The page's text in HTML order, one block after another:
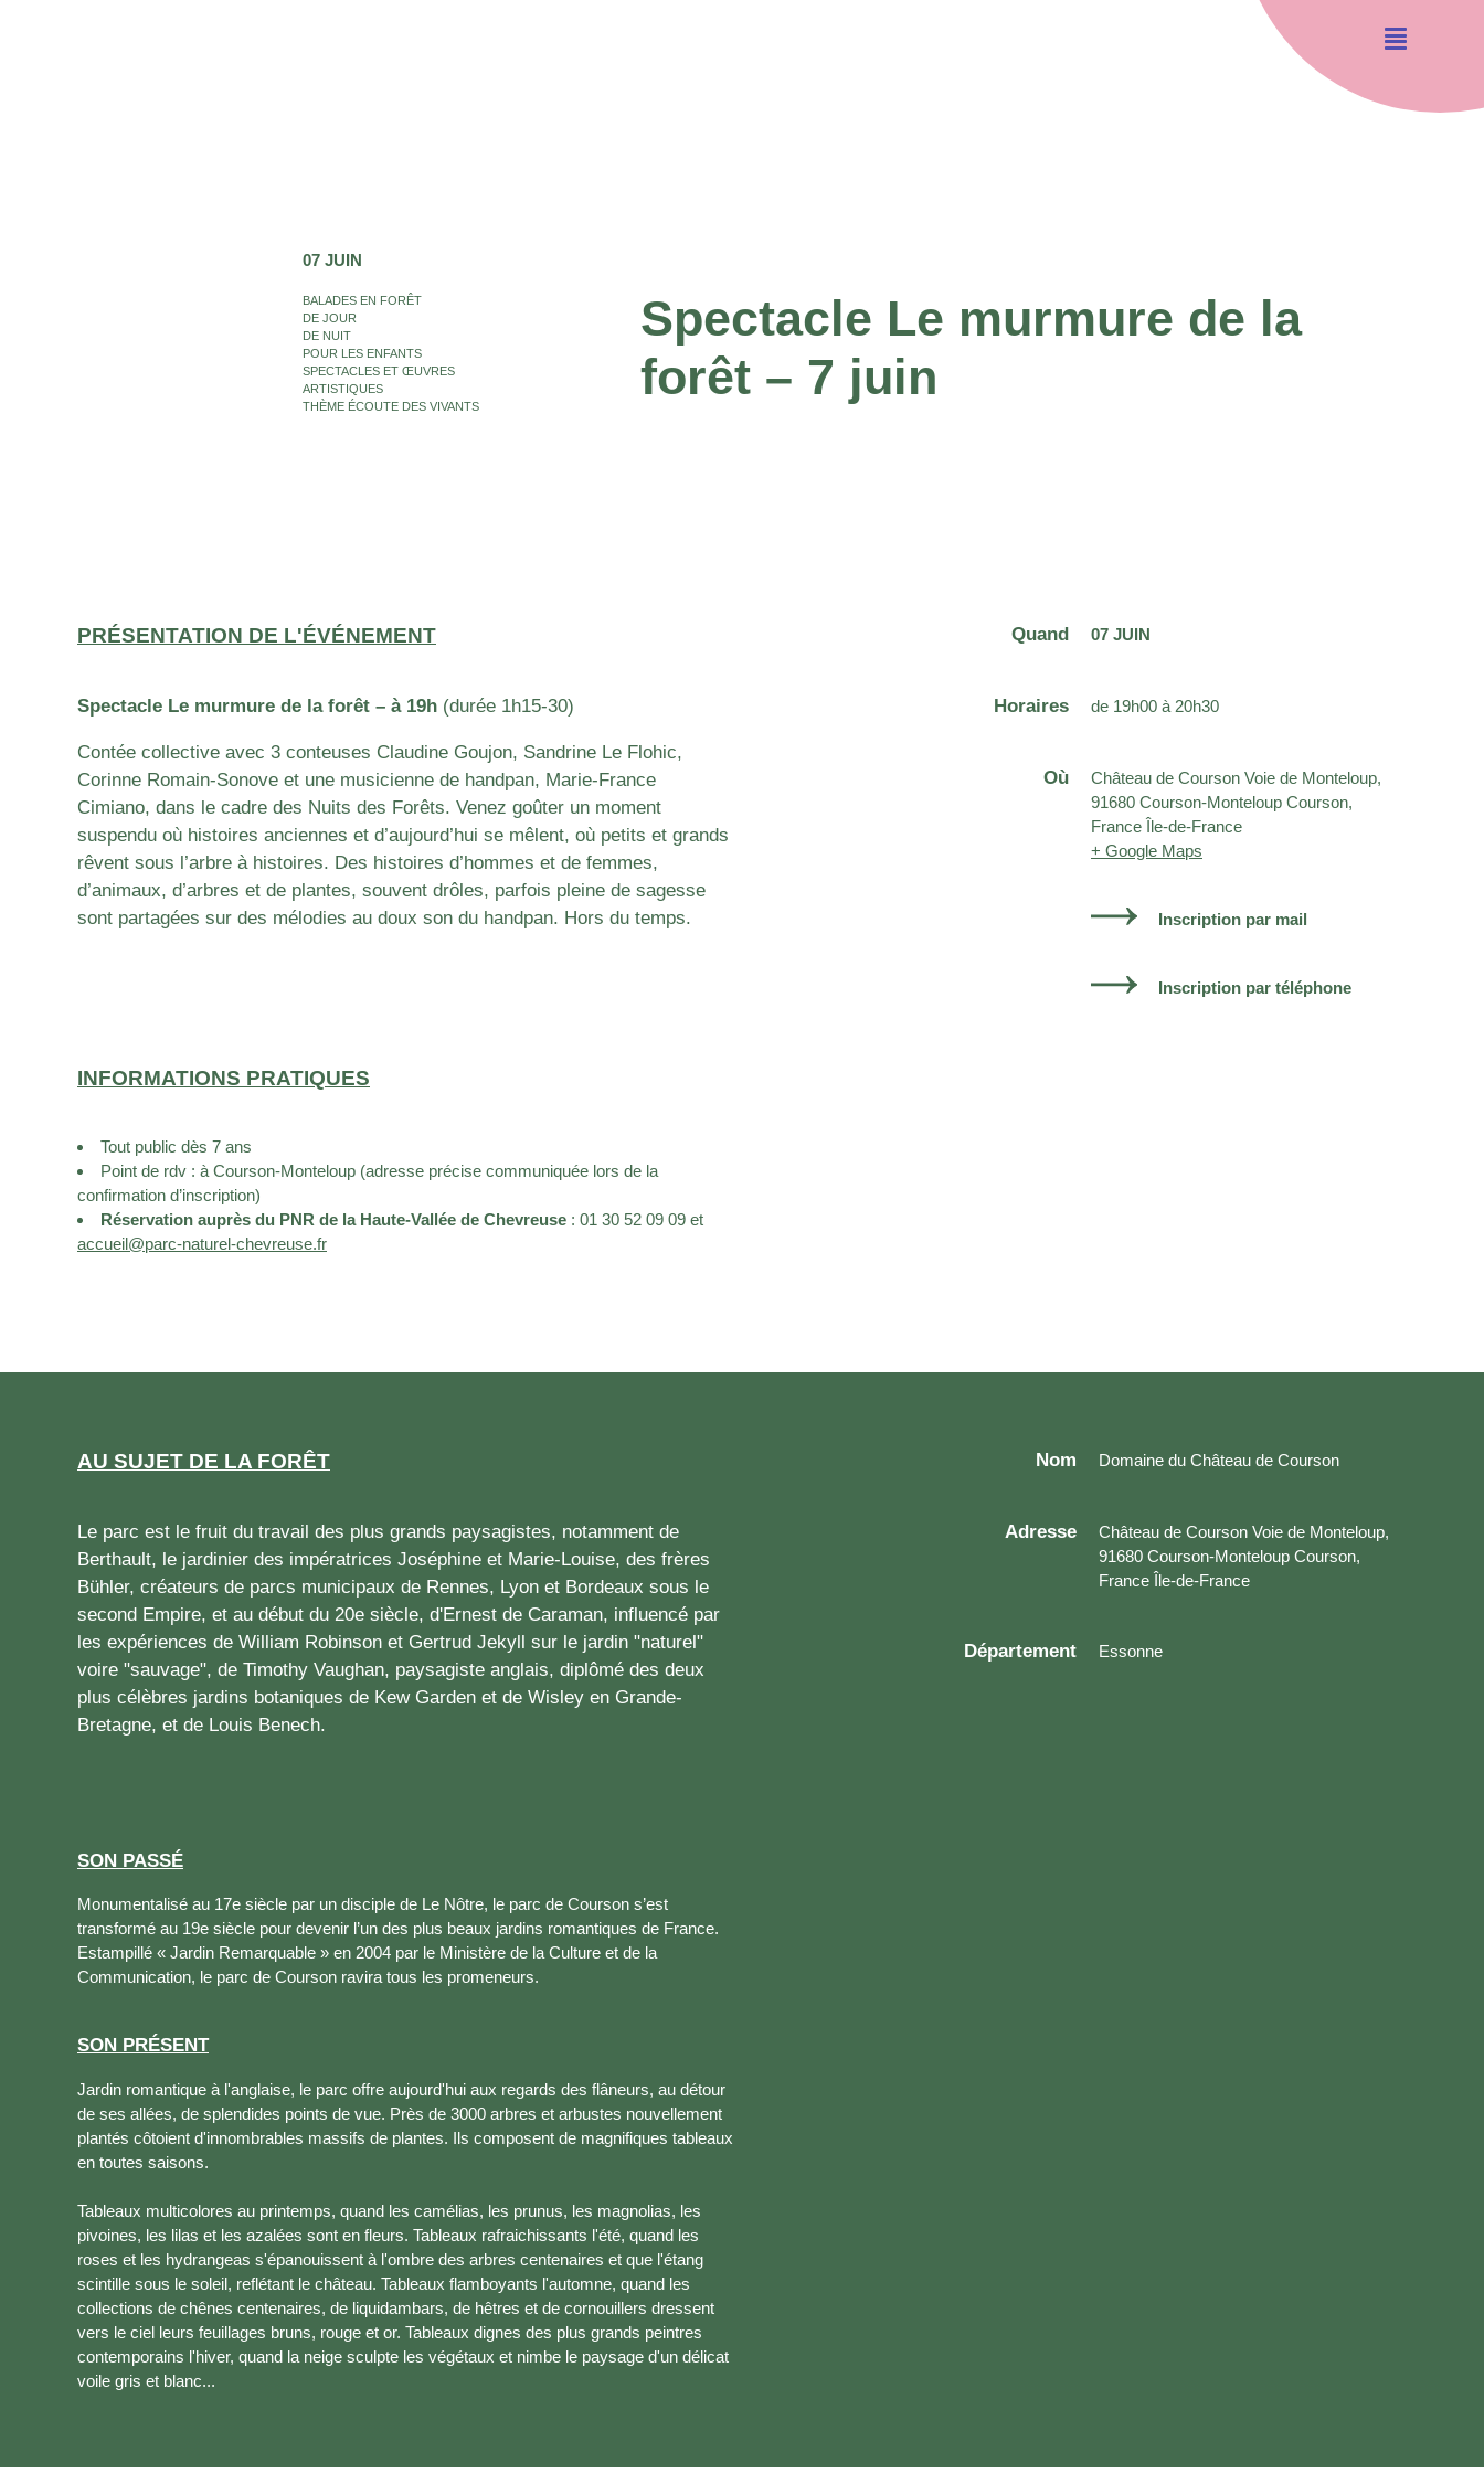
07 JUIN
BALADES EN FORÊT
DE JOUR
DE NUIT
POUR LES ENFANTS
SPECTACLES ET ŒUVRES
ARTISTIQUES
THÈME ÉCOUTE DES VIVANTS
Spectacle Le murmure de la
forêt – 7 juin
PRÉSENTATION DE L'ÉVÉNEMENT
Spectacle Le murmure de la forêt – à 19h (durée 1h15-30)
Contée collective avec 3 conteuses Claudine Goujon, Sandrine Le Flohic,
Corinne Romain-Sonove et une musicienne de handpan, Marie-France
Cimiano, dans le cadre des Nuits des Forêts. Venez goûter un moment
suspendu où histoires anciennes et d’aujourd’hui se mêlent, où petits et grands
rêvent sous l’arbre à histoires. Des histoires d’hommes et de femmes,
d’animaux, d’arbres et de plantes, souvent drôles, parfois pleine de sagesse
sont partagées sur des mélodies au doux son du handpan. Hors du temps.
INFORMATIONS PRATIQUES
Tout public dès 7 ans
Point de rdv : à Courson-Monteloup (adresse précise communiquée lors de la
confirmation d’inscription)
Réservation auprès du PNR de la Haute-Vallée de Chevreuse : 01 30 52 09 09 et
accueil@parc-naturel-chevreuse.fr
Quand 07 JUIN
Horaires de 19h00 à 20h30
Où
Château de Courson Voie de Monteloup,
91680 Courson-Monteloup Courson,
France Île-de-France
+ Google Maps
Inscription par mail
Inscription par téléphone
AU SUJET DE LA FORÊT
Le parc est le fruit du travail des plus grands paysagistes, notamment de
Berthault, le jardinier des impératrices Joséphine et Marie-Louise, des frères
Bühler, créateurs de parcs municipaux de Rennes, Lyon et Bordeaux sous le
second Empire, et au début du 20e siècle, d'Ernest de Caraman, influencé par
les expériences de William Robinson et Gertrud Jekyll sur le jardin "naturel"
voire "sauvage", de Timothy Vaughan, paysagiste anglais, diplômé des deux
plus célèbres jardins botaniques de Kew Garden et de Wisley en Grande-
Bretagne, et de Louis Benech.
SON PASSÉ
Monumentalisé au 17e siècle par un disciple de Le Nôtre, le parc de Courson s’est
transformé au 19e siècle pour devenir l’un des plus beaux jardins romantiques de France.
Estampillé « Jardin Remarquable » en 2004 par le Ministère de la Culture et de la
Communication, le parc de Courson ravira tous les promeneurs.
SON PRÉSENT
Jardin romantique à l'anglaise, le parc offre aujourd'hui aux regards des flâneurs, au détour
de ses allées, de splendides points de vue. Près de 3000 arbres et arbustes nouvellement
plantés côtoient d'innombrables massifs de plantes. Ils composent de magnifiques tableaux
en toutes saisons.
Tableaux multicolores au printemps, quand les camélias, les prunus, les magnolias, les
pivoines, les lilas et les azalées sont en fleurs. Tableaux rafraichissants l'été, quand les
roses et les hydrangeas s'épanouissent à l'ombre des arbres centenaires et que l'étang
scintille sous le soleil, reflétant le château. Tableaux flamboyants l'automne, quand les
collections de chênes centenaires, de liquidambars, de hêtres et de cornouillers dressent
vers le ciel leurs feuillages bruns, rouge et or. Tableaux dignes des plus grands peintres
contemporains l'hiver, quand la neige sculpte les végétaux et nimbe le paysage d'un délicat
voile gris et blanc...
Nom Domaine du Château de Courson
Adresse
Château de Courson Voie de Monteloup,
91680 Courson-Monteloup Courson,
France Île-de-France
Département Essonne